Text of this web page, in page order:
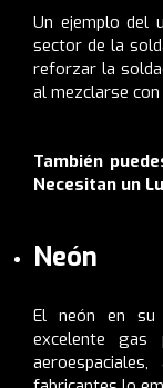
Un ejemplo del
sector de la
reforzar la
al mezclarse
También
Necesitan un
Neón
El neón en su
excelente